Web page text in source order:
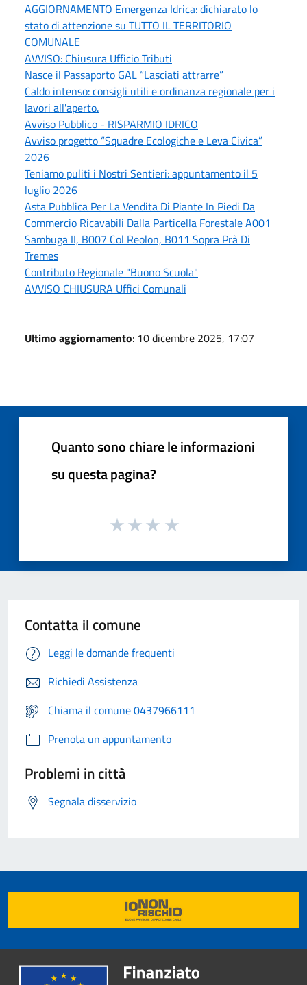
AGGIORNAMENTO Emergenza Idrica: dichiarato lo
stato di attenzione su TUTTO IL TERRITORIO
COMUNALE
AVVISO: Chiusura Ufficio Tributi
Nasce il Passaporto GAL “Lasciati attrarre”
Caldo intenso: consigli utili e ordinanza regionale per i
lavori all'aperto.
Avviso Pubblico - RISPARMIO IDRICO
Avviso progetto “Squadre Ecologiche e Leva Civica”
2026
Teniamo puliti i Nostri Sentieri: appuntamento il 5
luglio 2026
Asta Pubblica Per La Vendita Di Piante In Piedi Da
Commercio Ricavabili Dalla Particella Forestale A001
Sambuga II, B007 Col Reolon, B011 Sopra Prà Di
Tremes
Contributo Regionale "Buono Scuola"
AVVISO CHIUSURA Uffici Comunali
Ultimo aggiornamento: 10 dicembre 2025, 17:07
Quanto sono chiare le informazioni
su questa pagina?
Contatta il comune
Leggi le domande frequenti
Richiedi Assistenza
Chiama il comune 0437966111
Prenota un appuntamento
Problemi in città
Segnala disservizio